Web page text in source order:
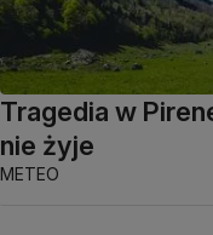
Tragedia w
nie żyje
METEO